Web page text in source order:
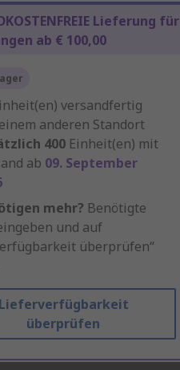
Lieferung für
ab € 100,00
versandfertig
anderen Standort
400 Einheit(en) mit
ab 09. September
mehr? Benötigte
und auf
überprüfen“
Lieferverfügbarkeit
überprüfen